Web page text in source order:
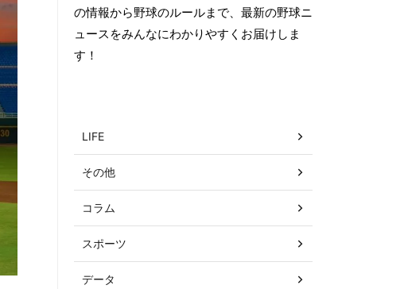
の情報から野球のルールまで、最新の野球ニ
ュースをみんなにわかりやすくお届けしま
す！
LIFE
その他
コラム
スポーツ
データ